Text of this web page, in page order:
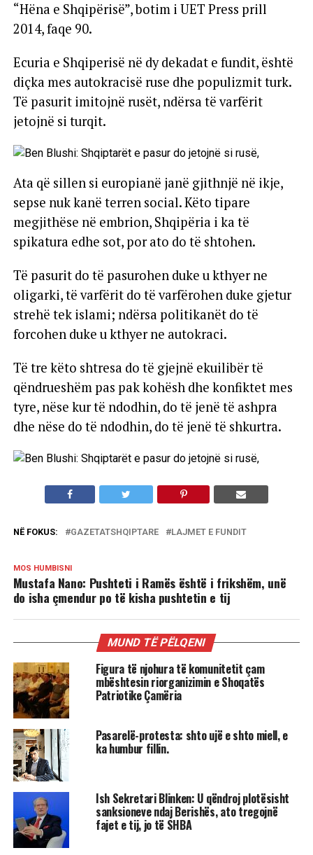
“Hëna e Shqipërisë”, botim i UET Press prill
2014, faqe 90.
Ecuria e Shqiperisë në dy dekadat e fundit, është
diçka mes autokracisë ruse dhe populizmit turk.
Të pasurit imitojnë rusët, ndërsa të varfërit
jetojnë si turqit.
Ata që sillen si europianë janë gjithnjë në ikje,
sepse nuk kanë terren social. Këto tipare
megjithëse në embrion, Shqipëria i ka të
spikatura edhe sot, por ato do të shtohen.
Të pasurit do të pasurohen duke u kthyer ne
oligarki, të varfërit do të varfërohen duke gjetur
strehë tek islami; ndërsa politikanët do të
forcohen duke u kthyer ne autokraci.
Të tre këto shtresa do të gjejnë ekuilibër të
qëndrueshëm pas pak kohësh dhe konfiktet mes
tyre, nëse kur të ndodhin, do të jenë të ashpra
dhe nëse do të ndodhin, do të jenë të shkurtra.
NË FOKUS: GAZETATSHQIPTARE LAJMET E FUNDIT
MOS HUMBISNI
Mustafa Nano: Pushteti i Ramës është i frikshëm, unë
do isha çmendur po të kisha pushtetin e tij
MUND TË PËLQENI
Figura të njohura të komunitetit çam
mbështesin riorganizimin e Shoqatës
Patriotike Çamëria
Pasarelë-protesta: shto ujë e shto miell, e
ka humbur fillin.
Ish Sekretari Blinken: U qëndroj plotësisht
sanksioneve ndaj Berishës, ato tregojnë
fajet e tij, jo të SHBA